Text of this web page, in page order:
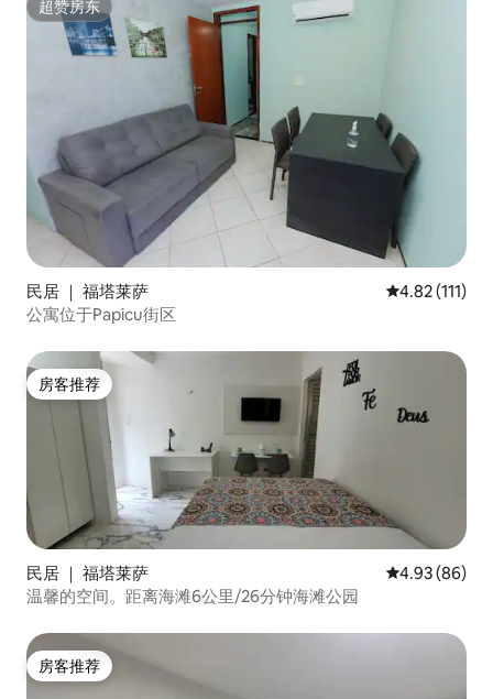
超赞房东
超赞房东
民居 ｜ 福塔莱萨 平均评分 4.82
4.82 (111)
公寓位于Papicu街区
房客推荐
房客推荐
民居 ｜ 福塔莱萨 平均评分 4.93
4.93 (86)
温馨的空间。距离海滩6公里/26分钟海滩公园
房客推荐
房客推荐